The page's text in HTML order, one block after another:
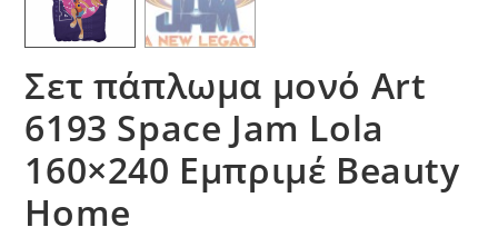
Σετ πάπλωμα μονό Art
6193 Space Jam Lola
160×240 Εμπριμέ Beauty
Home